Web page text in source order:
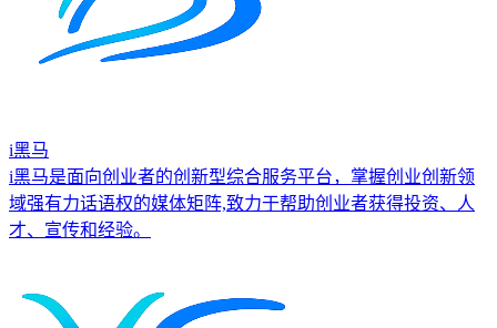
i黑马
i黑马是面向创业者的创新型综合服务平台，掌握创业创新领
域强有力话语权的媒体矩阵,致力于帮助创业者获得投资、人
才、宣传和经验。